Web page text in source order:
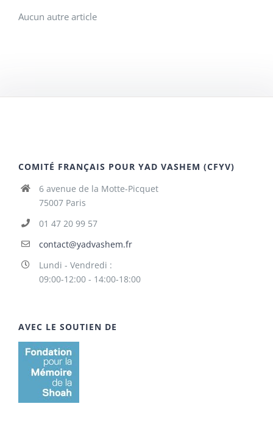
Aucun autre article
COMITÉ FRANÇAIS POUR YAD VASHEM (CFYV)
6 avenue de la Motte-Picquet
75007 Paris
01 47 20 99 57
contact@yadvashem.fr
Lundi - Vendredi :
09:00-12:00 - 14:00-18:00
AVEC LE SOUTIEN DE